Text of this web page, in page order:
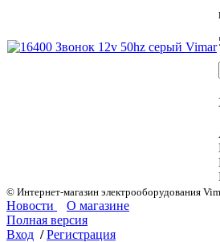
© Интернет-магазин электрооборудования
Новости
О магазине
Полная версия
Вход / Регистрация